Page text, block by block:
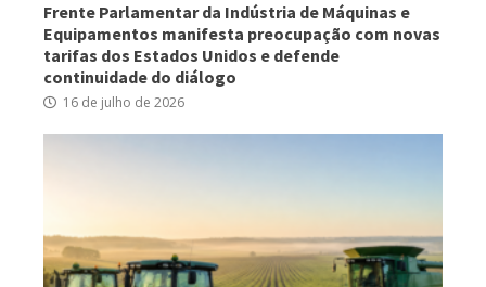
Frente Parlamentar da Indústria de Máquinas e
Equipamentos manifesta preocupação com novas
tarifas dos Estados Unidos e defende
continuidade do diálogo
16 de julho de 2026